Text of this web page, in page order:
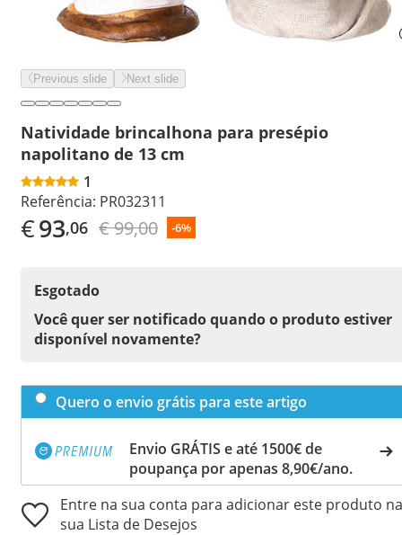
Previous slide Next slide
Natividade brincalhona para presépio
napolitano de 13 cm
1
Referência: PR032311
€93,06 € 99,00 -6%
Esgotado
Você quer ser notificado quando o produto estiver
disponível novamente?
Quero o envio grátis para este artigo
Envio GRÁTIS e até 1500€ de
poupança por apenas 8,90€/ano.
Entre na sua conta para adicionar este produto na
sua Lista de Desejos